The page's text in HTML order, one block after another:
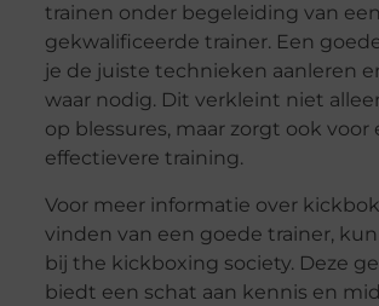
trainen onder begeleiding van een
gekwalificeerde trainer. Een
je de juiste technieken aanleren
waar nodig. Dit verkleint niet
op blessures, maar zorgt ook voor
effectievere training.
Voor meer informatie over
vinden van een goede trainer,
bij the kickboxing society. Deze
biedt een schat aan kennis en